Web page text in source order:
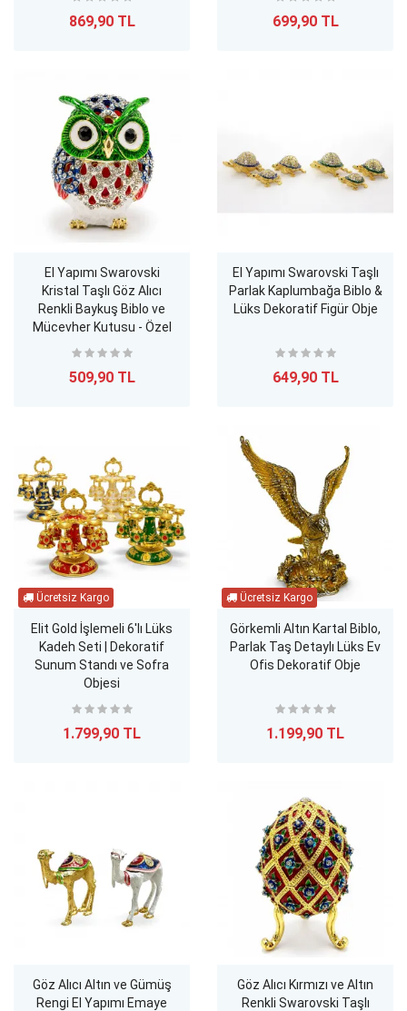
869,90 TL 699,90 TL
El Yapımı Swarovski
Kristal Taşlı Göz Alıcı
Renkli Baykuş Biblo ve
Mücevher Kutusu - Özel
Tasarım 6 Cm
509,90 TL
El Yapımı Swarovski Taşlı
Parlak Kaplumbağa Biblo &
Lüks Dekoratif Figür Obje
649,90 TL
Elit Gold İşlemeli 6'lı Lüks
Kadeh Seti | Dekoratif
Sunum Standı ve Sofra
Objesi
1.799,90 TL
Görkemli Altın Kartal Biblo,
Parlak Taş Detaylı Lüks Ev
Ofis Dekoratif Obje
1.199,90 TL
Göz Alıcı Altın ve Gümüş
Rengi El Yapımı Emaye
Göz Alıcı Kırmızı ve Altın
Renkli Swarovski Taşlı